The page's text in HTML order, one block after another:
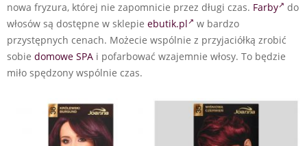
nowa fryzura, której nie zapomnicie przez długi czas. Farby
do
włosów są dostępne w sklepie ebutik.pl
w bardzo
przystępnych cenach. Możecie wspólnie z przyjaciółką zrobić
sobie domowe SPA i pofarbować wzajemnie włosy. To będzie
miło spędzony wspólnie czas.